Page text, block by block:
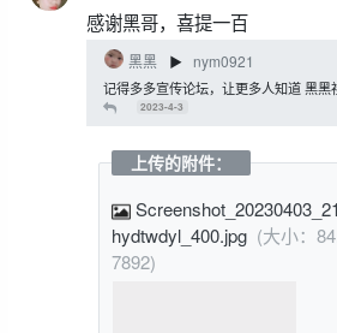
感谢黑哥，喜提一百
黑黑 ▶ nym0921
记得多多宣传论坛，让更多人知道 黑黑
2023-4-3
上传的附件：
Screenshot_20230403_213436_com.proxy.
hydtwdyl_400.jpg (大小：
7892)